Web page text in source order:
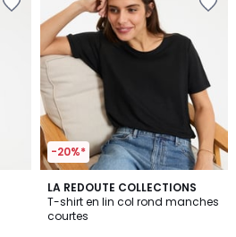
-20%*
LA REDOUTE COLLECTIONS
T-shirt en lin col rond manches
courtes
4,4
/ 5
3
Couleurs